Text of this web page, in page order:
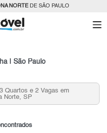
NORTEDE SÃO PAULO
| São Paulo
em Santana, Zona
SP